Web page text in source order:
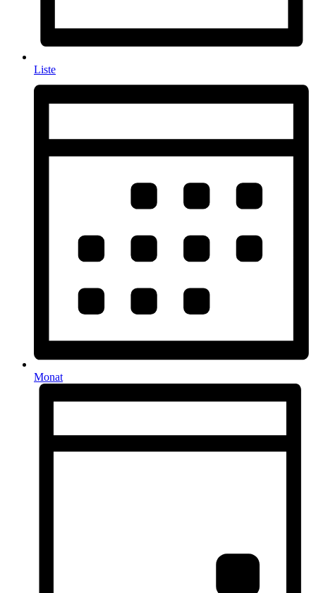
Liste
Monat